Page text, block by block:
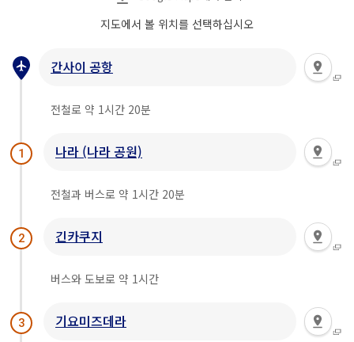
지도에서 볼 위치를 선택하십시오
간사이 공항
전철로 약 1시간 20분
1 나라 (나라 공원)
전철과 버스로 약 1시간 20분
2 긴카쿠지
버스와 도보로 약 1시간
3 기요미즈데라